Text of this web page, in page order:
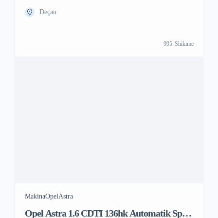
Deçan
995 Shikime
MakinaOpelAstra
Opel Astra 1.6 CDTI 136hk Automatik Sport